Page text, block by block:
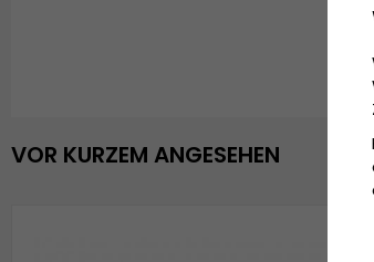
VOR KURZEM ANGESEHEN